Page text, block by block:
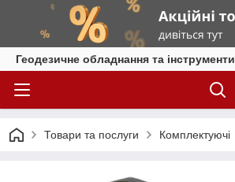
Геодезичне обладнання та інструменти
Товари та послуги Комплектуючі